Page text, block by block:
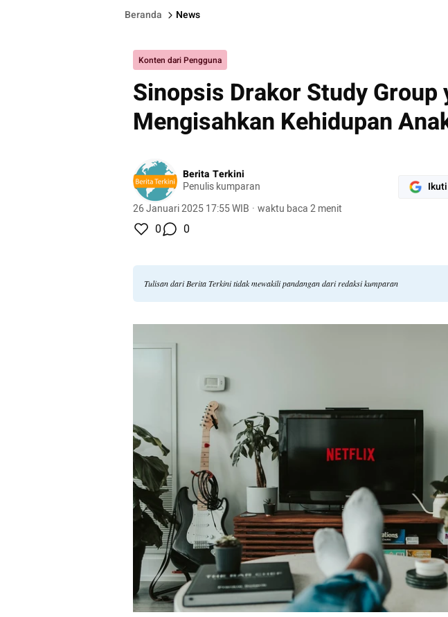
Beranda News
Konten dari Pengguna
Sinopsis Drakor Study Group
Mengisahkan Kehidupan
Berita Terkini
Penulis kumparan
26 Januari 2025 17:55 WIB · waktu baca 2 menit
0 0
Tulisan dari Berita Terkini tidak mewakili pandangan dari redaksi kumparan